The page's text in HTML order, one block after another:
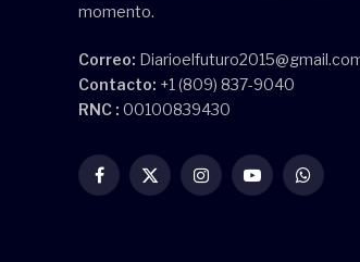
momento.
Correo:
Contacto: +1 (809) 837-9040
RNC : 00100839430
Facebook
X
InstagramYouTube